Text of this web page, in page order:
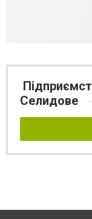
Селидове